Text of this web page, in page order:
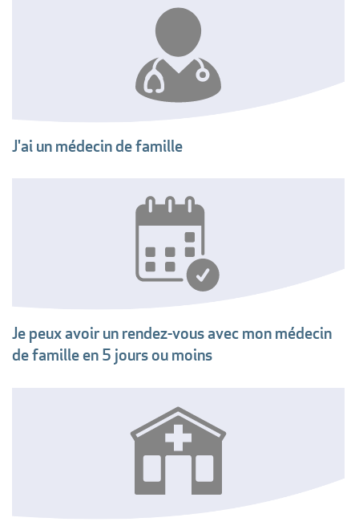
J'ai un médecin de famille
Je peux avoir un rendez-vous avec mon médecin
de famille en 5 jours ou moins